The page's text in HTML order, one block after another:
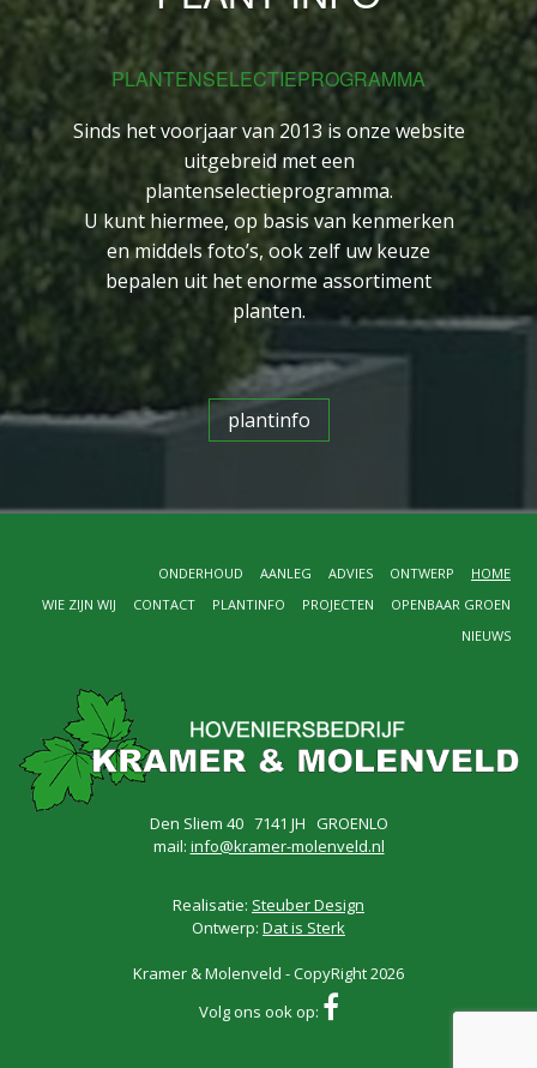
PLANTENSELECTIEPROGRAMMA
Sinds het voorjaar van 2013 is onze website
uitgebreid met een
plantenselectieprogramma.
U kunt hiermee, op basis van kenmerken
en middels foto’s, ook zelf uw keuze
bepalen uit het enorme assortiment
planten.
plantinfo
HOME
ONTWERP
ADVIES
AANLEG
ONDERHOUD
OPENBAAR GROEN
PROJECTEN
PLANTINFO
CONTACT
WIE ZIJN WIJ
NIEUWS
Den Sliem 40 7141 JH GROENLO
mail: info@kramer-molenveld.nl
Realisatie: Steuber Design
Ontwerp: Dat is Sterk
Kramer & Molenveld - CopyRight 2026
Volg ons ook op: